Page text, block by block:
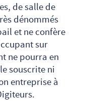
de salle de
dénommés
et ne confère
sur
ne pourra en
souscrite ni
entreprise à